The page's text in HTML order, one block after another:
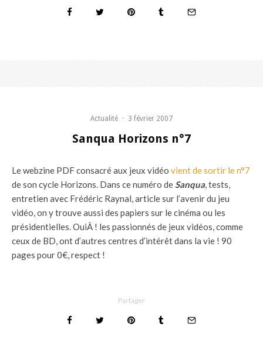
Actualité · 3 février 2007
Sanqua Horizons n°7
Le webzine PDF consacré aux jeux vidéo vient de sortir le n°7
de son cycle Horizons. Dans ce numéro de Sanqua, tests,
entretien avec Frédéric Raynal, article sur l’avenir du jeu
vidéo, on y trouve aussi des papiers sur le cinéma ou les
présidentielles. OuiÂ ! les passionnés de jeux vidéos, comme
ceux de BD, ont d’autres centres d’intérêt dans la vie ! 90
pages pour 0€, respect !
Partager